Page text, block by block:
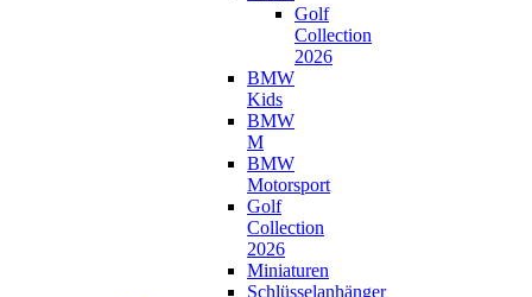
Golf
Collection
2026
BMW
Kids
BMW
M
BMW
Motorsport
Golf
Collection
2026
Miniaturen
Schlüsselanhänger